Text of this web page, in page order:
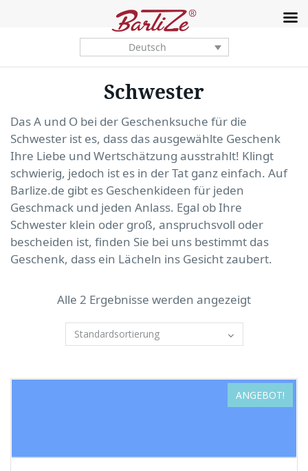
Deutsch
Schwester
Das A und O bei der Geschenksuche für die
Schwester ist es, dass das ausgewählte Geschenk
Ihre Liebe und Wertschätzung ausstrahlt! Klingt
schwierig, jedoch ist es in der Tat ganz einfach. Auf
Barlize.de gibt es Geschenkideen für jeden
Geschmack und jeden Anlass. Egal ob Ihre
Schwester klein oder groß, anspruchsvoll oder
bescheiden ist, finden Sie bei uns bestimmt das
Geschenk, dass ein Lächeln ins Gesicht zaubert.
Alle 2 Ergebnisse werden angezeigt
ANGEBOT!